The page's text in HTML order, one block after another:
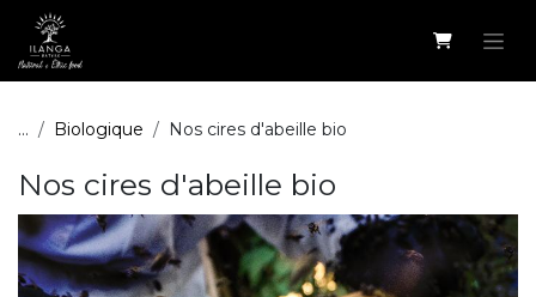
Se rendre au contenu
... Biologique Nos cires d'abeille bio
Nos cires d'abeille bio